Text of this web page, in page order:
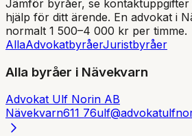
Jämför byråer, se
hjälp för ditt ärende. En advokat i
normalt 1 500–4 000 kr per timme.
AllaAdvokatbyråerJuristbyråer
Alla byråer i Nävekvarn
Advokat Ulf Norin AB
Nävekvarn611 76